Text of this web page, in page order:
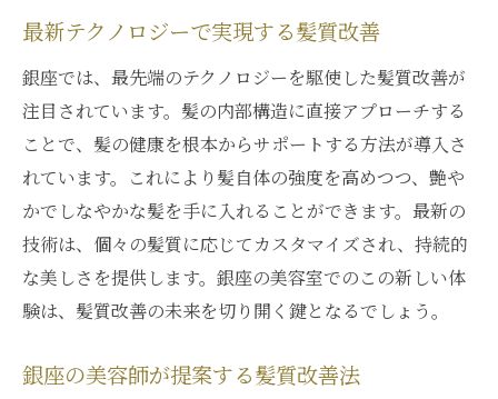
最新テクノロジーで実現する髪質改善
銀座では、最先端のテクノロジーを駆使した髪質改善が
注目されています。髪の内部構造に直接アプローチする
ことで、髪の健康を根本からサポートする方法が導入さ
れています。これにより髪自体の強度を高めつつ、艶や
かでしなやかな髪を手に入れることができます。最新の
技術は、個々の髪質に応じてカスタマイズされ、持続的
な美しさを提供します。銀座の美容室でのこの新しい体
験は、髪質改善の未来を切り開く鍵となるでしょう。
銀座の美容師が提案する髪質改善法